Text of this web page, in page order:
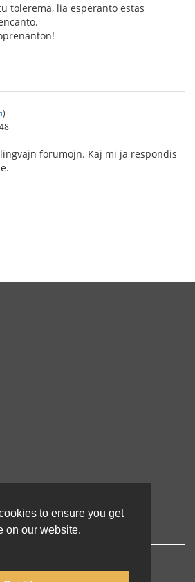
to ensure you get
on our website.
tolerema, lia esperanto estas
)
forumojn. Kaj mi ja respondis